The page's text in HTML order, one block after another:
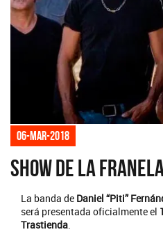
06-mar-2018
Show de La
La banda de Daniel “Piti”
será presentada oficialmente el
Trastienda.